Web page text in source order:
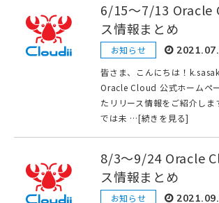
6/15〜7/13 Oracle
ス情報まとめ
お知らせ
皆さま、こんにちは！
Oracle Cloud 公式ホームペ
たリリース情報をご紹介しま
では未 …[続きを見る]
8/3〜9/24 Oracle
ス情報まとめ
お知らせ